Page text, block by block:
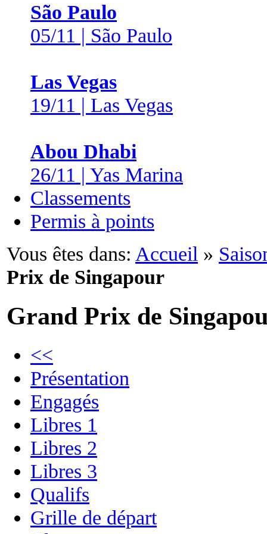
São Paulo
05/11 | São Paulo
Las Vegas
19/11 | Las Vegas
Abou Dhabi
26/11 | Yas Marina
Classements
Permis à points
Vous êtes dans: Accueil »
Prix de Singapour
Grand Prix de
<<
Présentation
Engagés
Libres 1
Libres 2
Libres 3
Qualifs
Grille de départ